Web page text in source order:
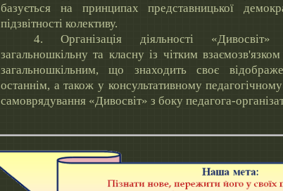
базується на принципах представницької
підзвітності колективу.
4. Організація діяльності
загальношкільну та класну із чітким
загальношкільним, що знаходить своє
останнім, а також у консультативному
самоврядування «Дивосвіт» з боку педагога-